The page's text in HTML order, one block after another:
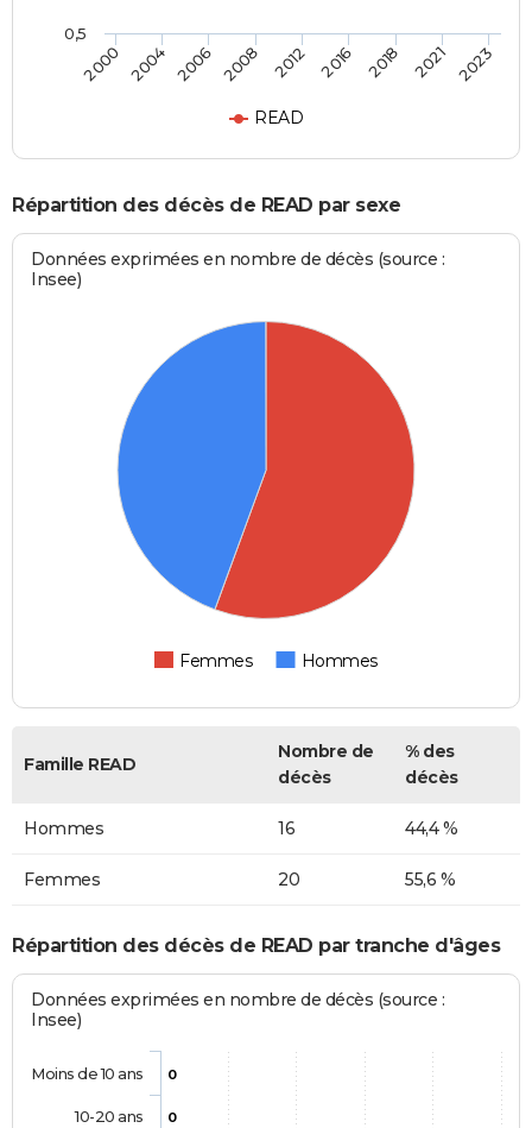
READ
2000 2004 2006 2008 2012 2016 2018 2021 2023
0,5
Répartition des décès de READ par sexe
Données exprimées en nombre de décès (source :
Insee)
Femmes Hommes
Famille READ
Nombre de
décès
% des
décès
Hommes 16 44,4 %
Femmes 20 55,6 %
Répartition des décès de READ par tranche d'âges
Données exprimées en nombre de décès (source :
Insee)
0
0
Moins de 10 ans
10-20 ans